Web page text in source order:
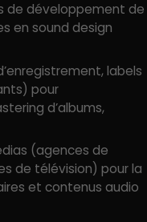
de développement de
en sound design
labels
pour
d’albums,
(agences de
de télévision) pour la
et contenus audio